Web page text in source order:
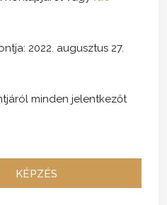
2022. augusztus 27.
minden jelentkezőt
KÉPZÉS